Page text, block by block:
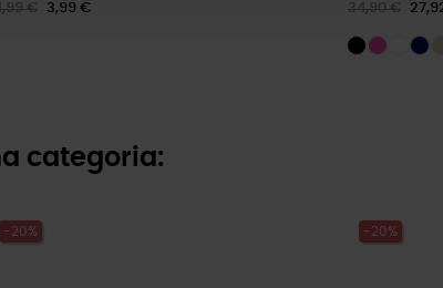
€ 3,99 € 34,90 €
categoria:
-20% -20%